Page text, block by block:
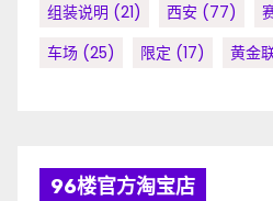
组装说明 (21) 西安 (77)
车场 (25) 限定 (17) 黄金
96楼官方淘宝店